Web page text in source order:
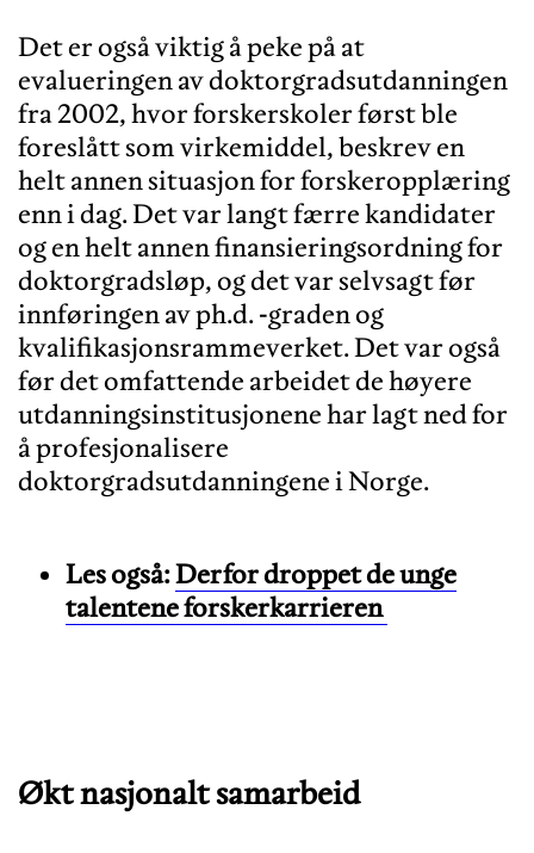
Det er også viktig å peke på at
evalueringen av doktorgradsutdanningen
fra 2002, hvor forskerskoler først ble
foreslått som virkemiddel, beskrev en
helt annen situasjon for forskeropplæring
enn i dag. Det var langt færre kandidater
og en helt annen finansieringsordning for
doktorgradsløp, og det var selvsagt før
innføringen av ph.d. -graden og
kvalifikasjonsrammeverket. Det var også
før det omfattende arbeidet de høyere
utdanningsinstitusjonene har lagt ned for
å profesjonalisere
Les også:Derfor droppet de unge
talentene forskerkarrieren
Økt nasjonalt samarbeid